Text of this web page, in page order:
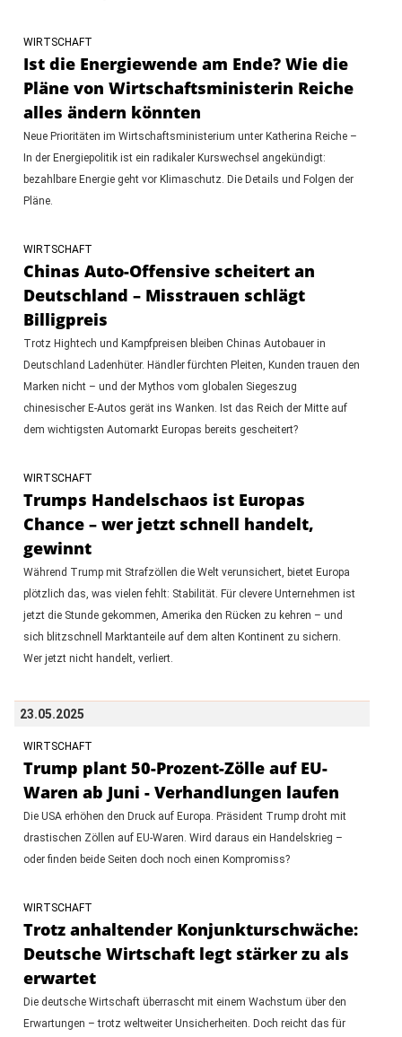
WIRTSCHAFT
Ist die Energiewende am Ende? Wie die
Pläne von Wirtschaftsministerin Reiche
alles ändern könnten
Neue Prioritäten im Wirtschaftsministerium unter Katherina Reiche –
In der Energiepolitik ist ein radikaler Kurswechsel angekündigt:
bezahlbare Energie geht vor Klimaschutz. Die Details und Folgen der
Pläne.
WIRTSCHAFT
Chinas Auto-Offensive scheitert an
Deutschland – Misstrauen schlägt
Billigpreis
Trotz Hightech und Kampfpreisen bleiben Chinas Autobauer in
Deutschland Ladenhüter. Händler fürchten Pleiten, Kunden trauen den
Marken nicht – und der Mythos vom globalen Siegeszug
chinesischer E-Autos gerät ins Wanken. Ist das Reich der Mitte auf
dem wichtigsten Automarkt Europas bereits gescheitert?
WIRTSCHAFT
Trumps Handelschaos ist Europas
Chance – wer jetzt schnell handelt,
gewinnt
Während Trump mit Strafzöllen die Welt verunsichert, bietet Europa
plötzlich das, was vielen fehlt: Stabilität. Für clevere Unternehmen ist
jetzt die Stunde gekommen, Amerika den Rücken zu kehren – und
sich blitzschnell Marktanteile auf dem alten Kontinent zu sichern.
Wer jetzt nicht handelt, verliert.
23.05.2025
WIRTSCHAFT
Trump plant 50-Prozent-Zölle auf EU-
Waren ab Juni - Verhandlungen laufen
Die USA erhöhen den Druck auf Europa. Präsident Trump droht mit
drastischen Zöllen auf EU-Waren. Wird daraus ein Handelskrieg –
oder finden beide Seiten doch noch einen Kompromiss?
WIRTSCHAFT
Trotz anhaltender Konjunkturschwäche:
Deutsche Wirtschaft legt stärker zu als
erwartet
Die deutsche Wirtschaft überrascht mit einem Wachstum über den
Erwartungen – trotz weltweiter Unsicherheiten. Doch reicht das für